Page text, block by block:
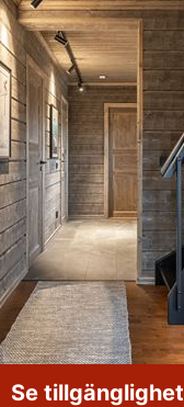
Se tillgänglighet